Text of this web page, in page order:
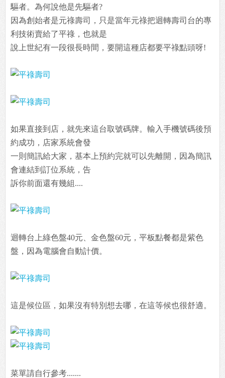
驅者。為何說他是先驅者?
因為創始者是元祿壽司，只是當年元祿把迴轉壽司台的專
利技術賣給了平祿，也就是
說上世紀有一段很長時間，要開這種店都要平祿點頭呀!
如果直接到店，就先來這台取號碼牌。輸入手機號碼後預
約成功，店家系統會發
一則簡訊給大家，基本上預約完就可以先離開，因為簡訊
會連結到訂位系統，告
訴你前面還有幾組....
迴轉台上綠色盤40元、金色盤60元，平板點餐都是紫色
盤，因為電腦會自動計價。
這是候位區，如果沒有特別想去哪，在這等候也很舒適。
菜單請自行參考.......